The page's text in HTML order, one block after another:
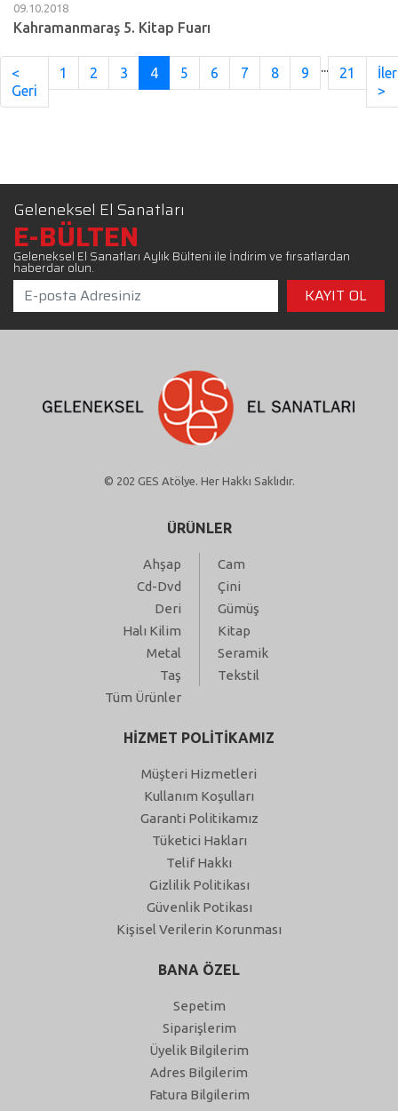
09.10.2018
Kahramanmaraş 5. Kitap Fuarı
<
Geri
1 2 3 4 5 6 7 8 9 ... 21
>
Geleneksel El Sanatları
E-BÜLTEN
Geleneksel El Sanatları Aylık Bülteni ile İndirim ve fırsatlardan
haberdar olun.
© 202 GES Atölye. Her Hakkı Saklıdır.
ÜRÜNLER
Ahşap
Cam
Cd-Dvd
Çini
Deri
Gümüş
Halı Kilim
Kitap
Metal
Seramik
Taş
Tekstil
Tüm Ürünler
HİZMET POLİTİKAMIZ
Müşteri Hizmetleri
Kullanım Koşulları
Garanti Politikamız
Tüketici Hakları
Telif Hakkı
Gizlilik Politikası
Güvenlik Potikası
Kişisel Verilerin Korunması
BANA ÖZEL
Sepetim
Siparişlerim
Üyelik Bilgilerim
Adres Bilgilerim
Fatura Bilgilerim